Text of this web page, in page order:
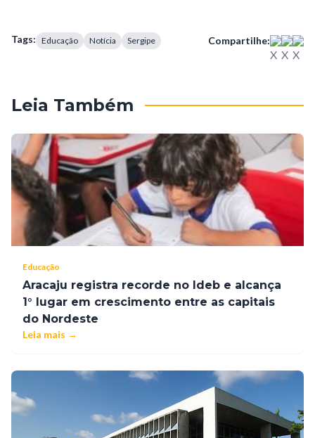
Tags: Educação Notícia Sergipe Compartilhe:
Leia Também
Educação
Aracaju registra recorde no Ideb e alcança
1° lugar em crescimento entre as capitais
do Nordeste
Leia mais →